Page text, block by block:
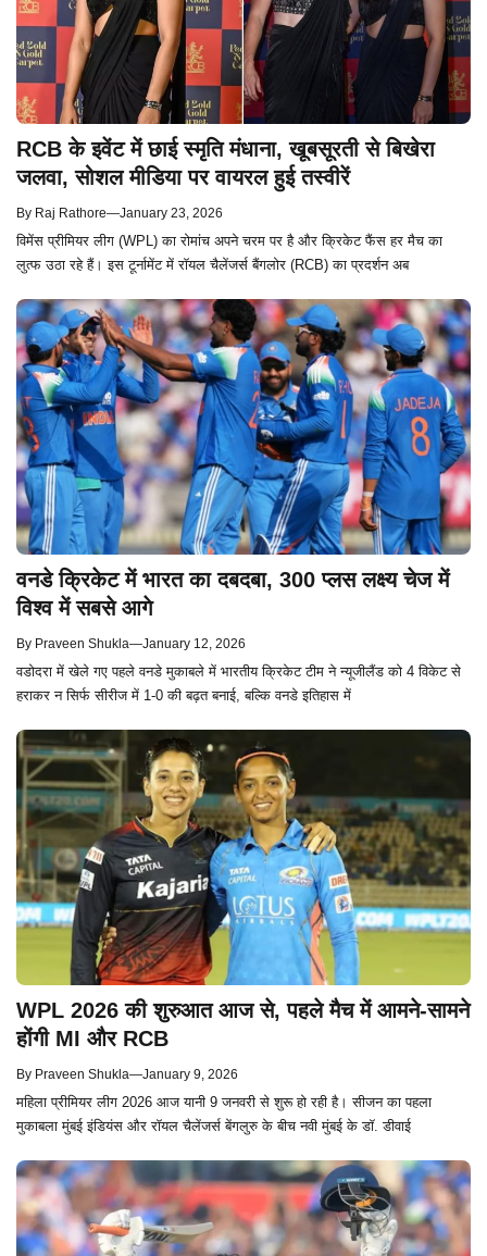
RCB के इवेंट में छाई स्मृति मंधाना, खूबसूरती से बिखेरा
जलवा, सोशल मीडिया पर वायरल हुई तस्वीरें
By Raj Rathore—January 23, 2026
विमेंस प्रीमियर लीग (WPL) का रोमांच अपने चरम पर है और क्रिकेट फैंस हर मैच का
लुत्फ उठा रहे हैं। इस टूर्नामेंट में रॉयल चैलेंजर्स बैंगलोर (RCB) का प्रदर्शन अब
वनडे क्रिकेट में भारत का दबदबा, 300 प्लस लक्ष्य चेज में
विश्व में सबसे आगे
By Praveen Shukla—January 12, 2026
वडोदरा में खेले गए पहले वनडे मुकाबले में भारतीय क्रिकेट टीम ने न्यूजीलैंड को 4 विकेट से
हराकर न सिर्फ सीरीज में 1-0 की बढ़त बनाई, बल्कि वनडे इतिहास में
WPL 2026 की शुरुआत आज से, पहले मैच में आमने-सामने
होंगी MI और RCB
By Praveen Shukla—January 9, 2026
महिला प्रीमियर लीग 2026 आज यानी 9 जनवरी से शुरू हो रही है। सीजन का पहला
मुकाबला मुंबई इंडियंस और रॉयल चैलेंजर्स बेंगलुरु के बीच नवी मुंबई के डॉ. डीवाई